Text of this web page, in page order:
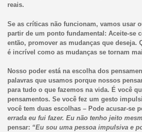
reais.
Se as críticas não funcionam, vamos usar
partir de um ponto fundamental: Aceite-se
então, promover as mudanças que deseja.
é incrível como as mudanças se tornam
Nosso poder está na escolha dos
palavras que usamos porque nossos
para tudo o que fazemos na vida. É você
pensamentos. Se você fez um gesto
você tem duas escolhas – Pode acusar-se
errada eu fui fazer. Eu não tenho jeito
pensar: “Eu sou uma pessoa impulsiva e